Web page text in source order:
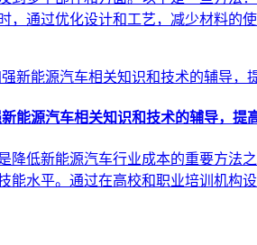
，通过优化设计和工艺，减少材料的
能源汽车相关知识和技术的辅导，提
降低新能源汽车行业成本的重要方法
能水平。通过在高校和职业培训机构